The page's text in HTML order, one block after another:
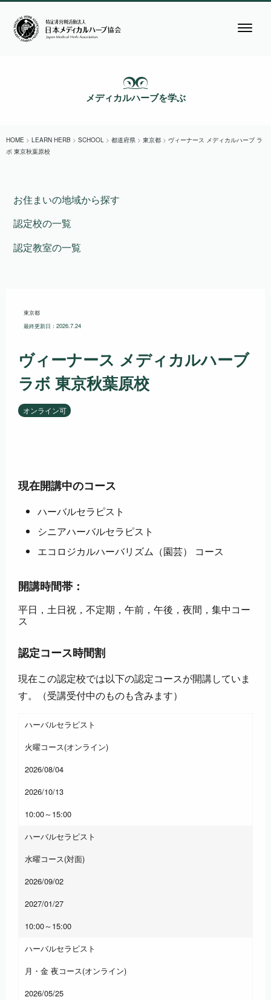
メディカルハーブを学ぶ
HOME > LEARN HERB > SCHOOL > 都道府県 > 東京都 > ヴィーナース メディカルハーブ ラ
ボ 東京秋葉原校
お住まいの地域から探す
認定校の一覧
認定教室の一覧
東京都
最終更新日：2026.7.24
ヴィーナース メディカルハーブ
ラボ 東京秋葉原校
オンライン可
現在開講中のコース
ハーバルセラピスト
シニアハーバルセラピスト
エコロジカルハーバリズム（園芸） コース
開講時間帯：
平日，土日祝，不定期，午前，午後，夜間，集中コー
ス
認定コース時間割
現在この認定校では以下の認定コースが開講していま
す。（受講受付中のものも含みます）
ハーバルセラピスト
火曜コース(オンライン)
2026/08/04
2026/10/13
10:00～15:00
ハーバルセラピスト
水曜コース(対面)
2026/09/02
2027/01/27
10:00～15:00
ハーバルセラピスト
月・金 夜コース(オンライン)
2026/05/25